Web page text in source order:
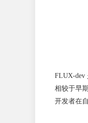
FLUX-dev
相较于早
开发者在